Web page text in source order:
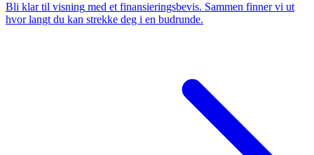
Bli klar til visning med et finansierings­bevis. Sammen finner vi ut
hvor langt du kan strekke deg i en budrunde.